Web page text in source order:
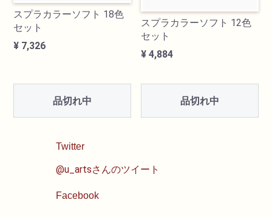
Twitter
@u_artsさんのツイート
Facebook
スプラカラーソフト 18色
セット
¥ 7,326
品切れ中
スプラカラーソフト 12色
セット
¥ 4,884
品切れ中
パステル
ペン・マーカー